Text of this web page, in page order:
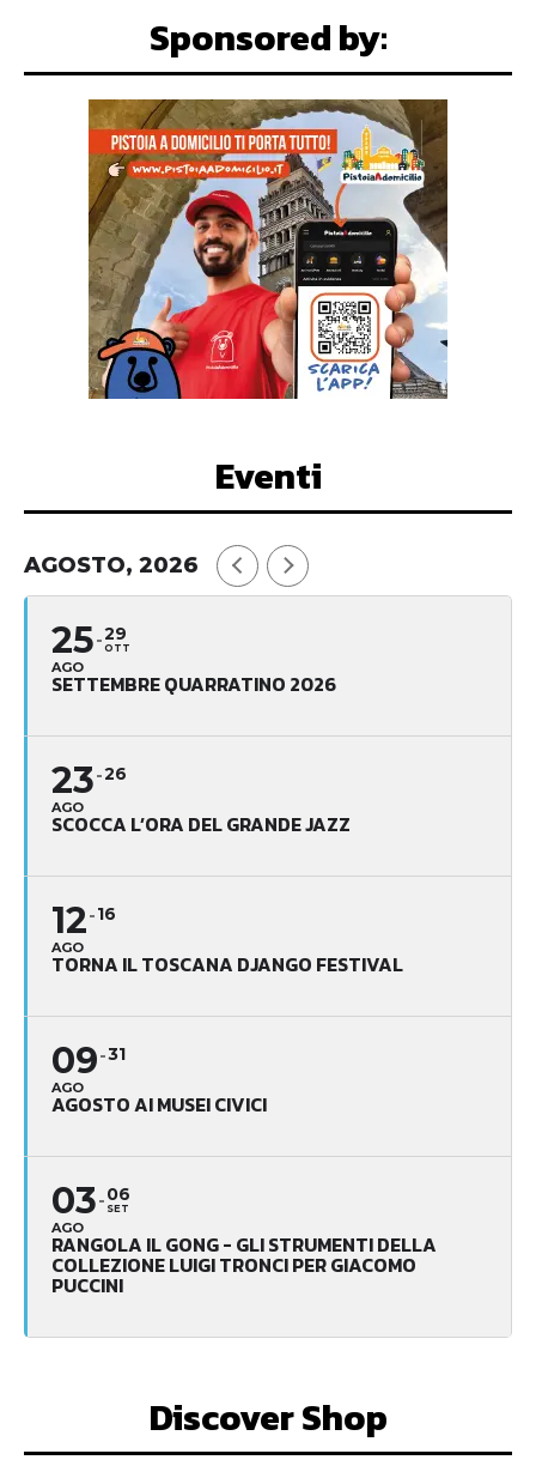
Sponsored by:
Eventi
AGOSTO, 2026
25
AGO
29
OTT
SETTEMBRE QUARRATINO 2026
23
AGO
26
SCOCCA L’ORA DEL GRANDE JAZZ
12
AGO
16
TORNA IL TOSCANA DJANGO FESTIVAL
09
AGO
31
AGOSTO AI MUSEI CIVICI
03
AGO
06
SET
RANGOLA IL GONG - GLI STRUMENTI DELLA
COLLEZIONE LUIGI TRONCI PER GIACOMO
PUCCINI
Discover Shop